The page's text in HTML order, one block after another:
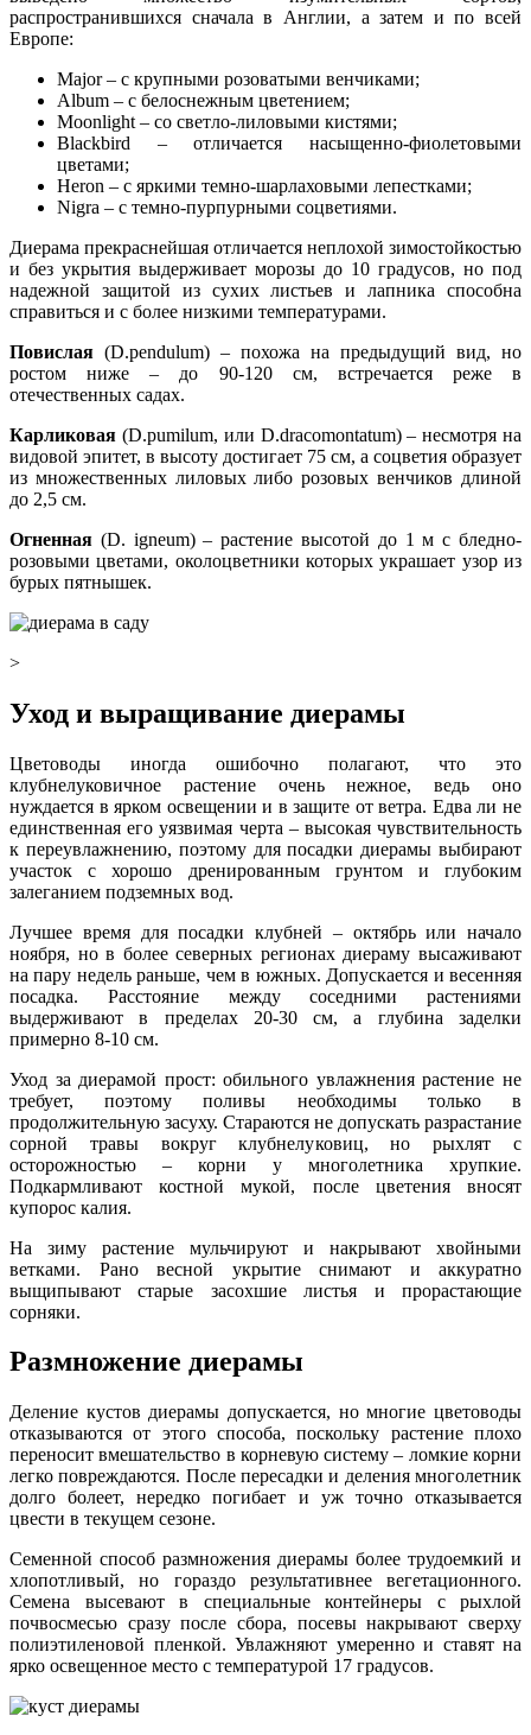
распространившихся сначала в Англии, а затем и по всей
Европе:
Major – с крупными розоватыми венчиками;
Album – с белоснежным цветением;
Moonlight – со светло-лиловыми кистями;
Blackbird – отличается насыщенно-фиолетовыми
цветами;
Heron – с яркими темно-шарлаховыми лепестками;
Nigrа – с темно-пурпурными соцветиями.
Диерама прекраснейшая отличается неплохой зимостойкостью
и без укрытия выдерживает морозы до 10 градусов, но под
надежной защитой из сухих листьев и лапника способна
справиться и с более низкими температурами.
Повислая (D.pendulum) – похожа на предыдущий вид, но
ростом ниже – до 90-120 см, встречается реже в
отечественных садах.
Карликовая (D.pumilum, или D.dracomontatum) – несмотря на
видовой эпитет, в высоту достигает 75 см, а соцветия образует
из множественных лиловых либо розовых венчиков длиной
до 2,5 см.
Огненная (D. igneum) – растение высотой до 1 м с бледно-
розовыми цветами, околоцветники которых украшает узор из
бурых пятнышек.
>
Уход и выращивание диерамы
Цветоводы иногда ошибочно полагают, что это
клубнелуковичное растение очень нежное, ведь оно
нуждается в ярком освещении и в защите от ветра. Едва ли не
единственная его уязвимая черта – высокая чувствительность
к переувлажнению, поэтому для посадки диерамы выбирают
участок с хорошо дренированным грунтом и глубоким
залеганием подземных вод.
Лучшее время для посадки клубней – октябрь или начало
ноября, но в более северных регионах диераму высаживают
на пару недель раньше, чем в южных. Допускается и весенняя
посадка. Расстояние между соседними растениями
выдерживают в пределах 20-30 см, а глубина заделки
примерно 8-10 см.
Уход за диерамой прост: обильного увлажнения растение не
требует, поэтому поливы необходимы только в
продолжительную засуху. Стараются не допускать разрастание
сорной травы вокруг клубнелуковиц, но рыхлят с
осторожностью – корни у многолетника хрупкие.
Подкармливают костной мукой, после цветения вносят
купорос калия.
На зиму растение мульчируют и накрывают хвойными
ветками. Рано весной укрытие снимают и аккуратно
выщипывают старые засохшие листья и прорастающие
сорняки.
Размножение диерамы
Деление кустов диерамы допускается, но многие цветоводы
отказываются от этого способа, поскольку растение плохо
переносит вмешательство в корневую систему – ломкие корни
легко повреждаются. После пересадки и деления многолетник
долго болеет, нередко погибает и уж точно отказывается
цвести в текущем сезоне.
Семенной способ размножения диерамы более трудоемкий и
хлопотливый, но гораздо результативнее вегетационного.
Семена высевают в специальные контейнеры с рыхлой
почвосмесью сразу после сбора, посевы накрывают сверху
полиэтиленовой пленкой. Увлажняют умеренно и ставят на
ярко освещенное место с температурой 17 градусов.